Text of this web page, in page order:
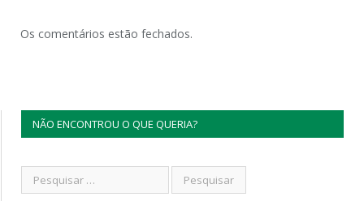
Os comentários estão fechados.
NÃO ENCONTROU O QUE QUERIA?